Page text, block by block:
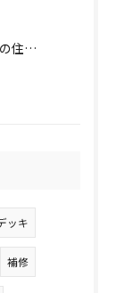
築25年の住宅が生まれ変わる！外壁塗装・屋根塗装工事実例〜東京都大田区H様邸〜
ッキ
補修